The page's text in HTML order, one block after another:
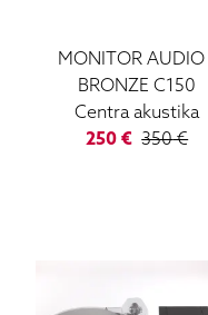
MONITOR AUDIO
BRONZE C150
Centra akustika
250 € 350€